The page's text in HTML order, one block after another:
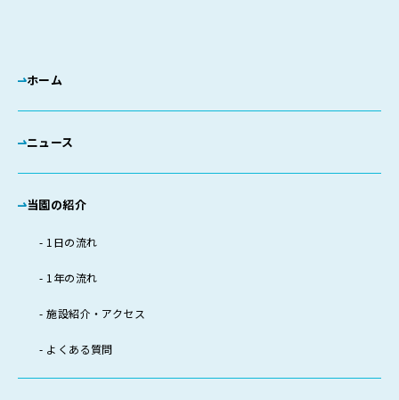
ホーム
ニュース
当園の紹介
1日の流れ
1年の流れ
施設紹介・アクセス
よくある質問